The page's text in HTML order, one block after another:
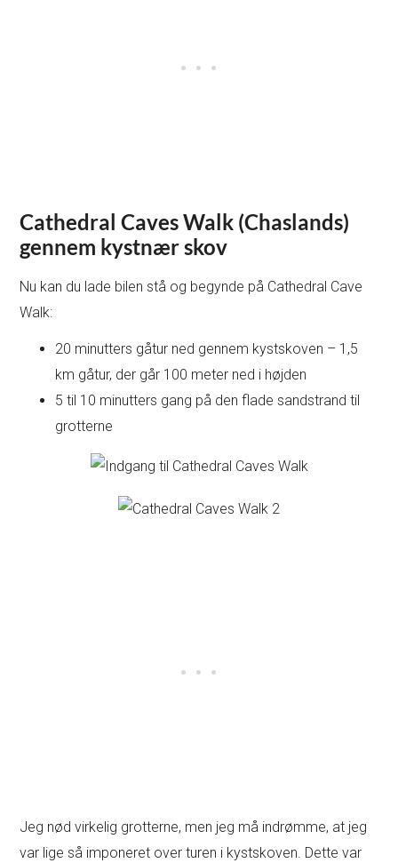
Cathedral Caves Walk (Chaslands)
gennem kystnær skov
Nu kan du lade bilen stå og begynde på Cathedral Cave
Walk:
20 minutters gåtur ned gennem kystskoven – 1,5
km gåtur, der går 100 meter ned i højden
5 til 10 minutters gang på den flade sandstrand til
grotterne
Jeg nød virkelig grotterne, men jeg må indrømme, at jeg
var lige så imponeret over turen i kystskoven. Dette var